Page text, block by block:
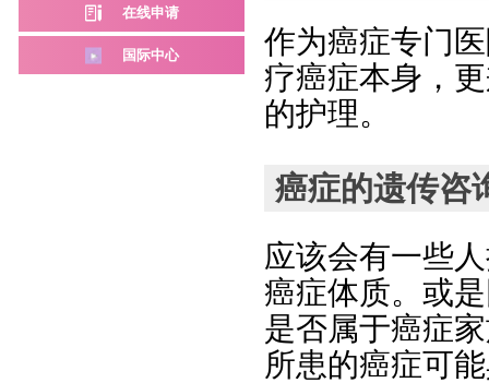
作为癌症专门
疗癌症本身，
的护理。
癌症的遗传咨
应该会有一些
癌症体质。或
是否属于癌症
所患的癌症可
在线申请
国际中心